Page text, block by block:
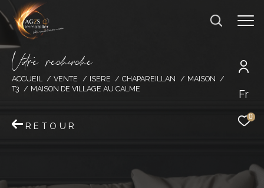
Fr
0
Vore recece
ACCUEIL VENTE ISERE CHAPAREILLAN
MAISON
T3
MAISON DE VILLAGE AU CALME
RETOUR